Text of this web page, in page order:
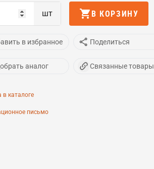
шт В КОРЗИНУ
в избранное Поделиться
аналог Связанные товары
в каталоге
письмо